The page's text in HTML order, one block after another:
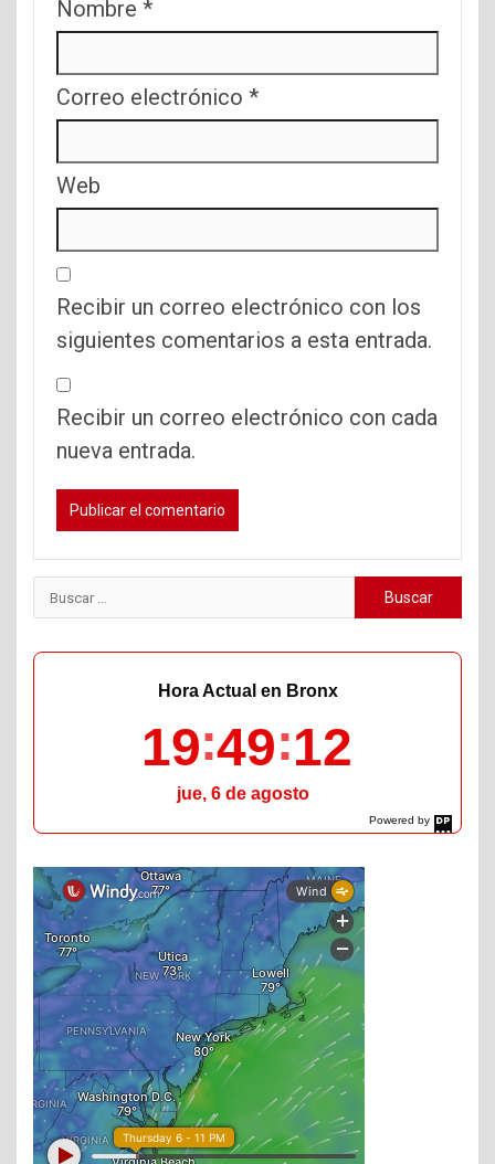
Nombre *
Correo electrónico *
Web
Recibir un correo electrónico con los
siguientes comentarios a esta entrada.
Recibir un correo electrónico con cada
nueva entrada.
Buscar:
Powered by
DaysPedia.com
Hora Actual en Bronx
19 49 13
jue, 6 de agosto